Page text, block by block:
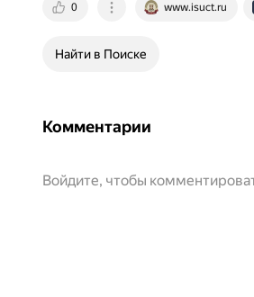
0 www.isuct.ru
Найти в Поиске
Комментарии
Войдите, чтобы